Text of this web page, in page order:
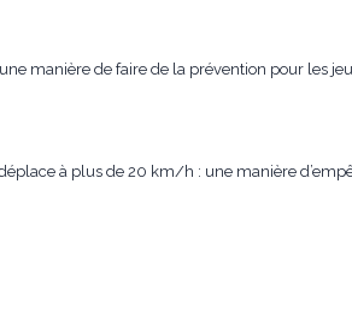
manière de faire de la prévention pour les
à plus de 20 km/h : une manière